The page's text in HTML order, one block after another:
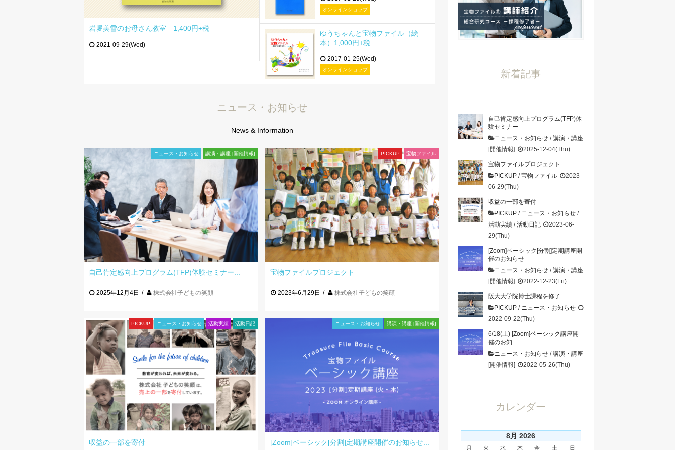
岩堀美雪のお母さん教室 1,400円+税
2021-09-29(Wed)
オンラインショップ
ゆうちゃんと宝物ファイル（絵
本）1,000円+税
2017-01-25(Wed)
オンラインショップ
ニュース・お知らせ
News & Information
ニュース・お知らせ 講演・講座 [開催情報]
自己肯定感向上プログラム(TFP)体験セミナー...
2025年12月4日 株式会社子どもの笑顔
PICKUP 宝物ファイル
宝物ファイルプロジェクト
2023年6月29日 株式会社子どもの笑顔
PICKUP ニュース・お知らせ 活動実績 活動日記
収益の一部を寄付
ニュース・お知らせ 講演・講座 [開催情報]
[Zoom]ベーシック[分割]定期講座開催のお知らせ...
新着記事
自己肯定感向上プログラム(TFP)体
験セミナー
ニュース・お知らせ /講演・講座
[開催情報]
2025-12-04(Thu)
宝物ファイルプロジェクト
PICKUP /宝物ファイル
2023-
06-29(Thu)
収益の一部を寄付
PICKUP / ニュース・お知らせ /
活動実績 /活動日記
2023-06-
29(Thu)
[Zoom]ベーシック[分割]定期講座開
催のお知らせ
ニュース・お知らせ /講演・講座
[開催情報]
2022-12-23(Fri)
阪大大学院博士課程を修了
PICKUP / ニュース・お知らせ
2022-09-22(Thu)
6/18(土) [Zoom]ベーシック講座開
催のお知...
ニュース・お知らせ /講演・講座
[開催情報]
2022-05-26(Thu)
カレンダー
8月 2026
月 火 水 木 金 土 日